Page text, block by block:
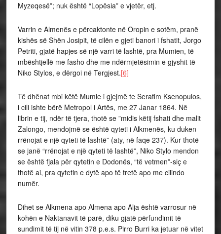
Myzeqesë”; nuk është “Lopësia” e vjetër, etj.
Varrin e Almenës e përcaktonte në Oropin e sotëm, pranë
kishës së Shën Josipit, të cilën e gjeti banori i fshatit, Jorgo
Petriti, gjatë hapjes së një varri të lashtë, pra Mumien, të
mbështjellë me fasho dhe me ndërmjetësimin e gjyshit të
Niko Stylos, e dërgoi në Tergjest.[6]
Të dhënat mbi këtë Mumie i gjejmë te Serafim Ksenopulos,
i cili ishte bërë Metropol i Artës, me 27 Janar 1864. Në
librin e tij, ndër të tjera, thotë se ”midis këtij fshati dhe malit
Zalongo, mendojmë se është qyteti i Alkmenës, ku duken
rrënojat e një qyteti të lashtë” (aty, në faqe 237). Kur thotë
se janë “rrënojat e një qyteti të lashtë”, Niko Stylo mendon
se është fjala për qytetin e Dodonës, “të vetmen”-siç e
thotë ai, pra qytetin e dytë apo të tretë apo me cilindo
numër.
Dihet se Alkmena apo Almena apo Alja është varrosur në
kohën e Naktanavit të parë, diku gjatë përfundimit të
sundimit të tij në vitin 378 p.e.s. Pirro Burri ka jetuar në vitet